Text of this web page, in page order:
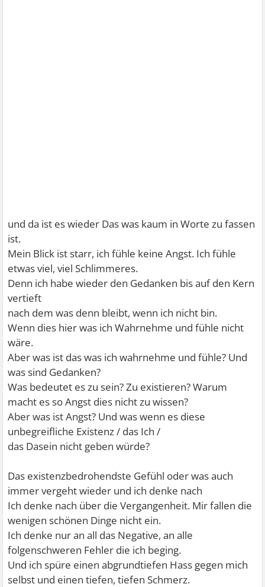
und da ist es wieder Das was kaum in Worte zu fassen
ist.
Mein Blick ist starr, ich fühle keine Angst. Ich fühle
etwas viel, viel Schlimmeres.
Denn ich habe wieder den Gedanken bis auf den Kern
vertieft
nach dem was denn bleibt, wenn ich nicht bin.
Wenn dies hier was ich Wahrnehme und fühle nicht
wäre.
Aber was ist das was ich wahrnehme und fühle? Und
was sind Gedanken?
Was bedeutet es zu sein? Zu existieren? Warum
macht es so Angst dies nicht zu wissen?
Aber was ist Angst? Und was wenn es diese
unbegreifliche Existenz / das Ich /
das Dasein nicht geben würde?
Das existenzbedrohendste Gefühl oder was auch
immer vergeht wieder und ich denke nach
Ich denke nach über die Vergangenheit. Mir fallen die
wenigen schönen Dinge nicht ein.
Ich denke nur an all das Negative, an alle
folgenschweren Fehler die ich beging.
Und ich spüre einen abgrundtiefen Hass gegen mich
selbst und einen tiefen, tiefen Schmerz.